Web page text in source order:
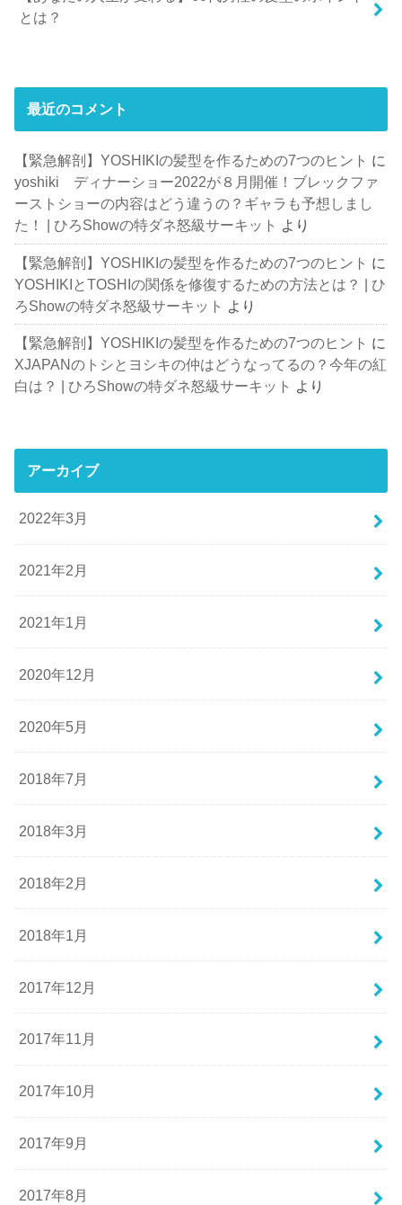
とは？
最近のコメント
【緊急解剖】YOSHIKIの髪型を作るための7つのヒント に
yoshiki ディナーショー2022が８月開催！ブレックファ
ーストショーの内容はどう違うの？ギャラも予想しまし
た！ | ひろShowの特ダネ怒級サーキット より
【緊急解剖】YOSHIKIの髪型を作るための7つのヒント に
YOSHIKIとTOSHIの関係を修復するための方法とは？ | ひ
ろShowの特ダネ怒級サーキット より
【緊急解剖】YOSHIKIの髪型を作るための7つのヒント に
XJAPANのトシとヨシキの仲はどうなってるの？今年の紅
白は？ | ひろShowの特ダネ怒級サーキット より
アーカイブ
2022年3月
2021年2月
2021年1月
2020年12月
2020年5月
2018年7月
2018年3月
2018年2月
2018年1月
2017年12月
2017年11月
2017年10月
2017年9月
2017年8月